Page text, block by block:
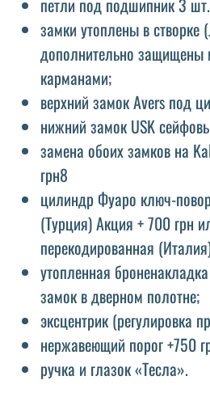
замки утоплены в створке
дополнительно защищены
карманами;
верхний замок Avers под
нижний замок USK
замена обоих замков на
грн8
цилиндр Фуаро ключ-
(Турция) Акция + 700 грн
перекодированная
утопленная
замок в дверном полотне;
эксцентрик (регулировка
нержавеющий порог +750
ручка и глазок «Тесла».